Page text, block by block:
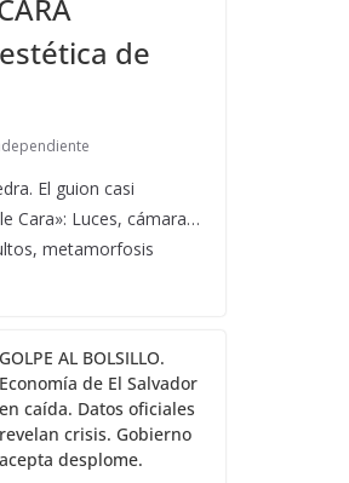
de
El guion casi
Cara»: Luces, cámara…
metamorfosis
GOLPE AL BOLSILLO.
Economía de El Salvador
en caída. Datos oficiales
revelan crisis. Gobierno
acepta desplome.